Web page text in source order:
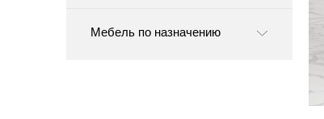
Мебель по назначению